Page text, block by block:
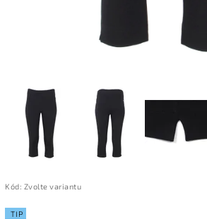
Kód: Zvolte variantu
TIP